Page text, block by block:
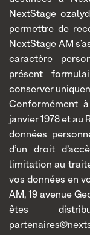
NextStage
permettre de
NextStage AM
caractère
présent
conserver
Conformément
janvier 1978 et au
données
d’un droit
limitation au
vos données en
AM, 19 avenue
êtes